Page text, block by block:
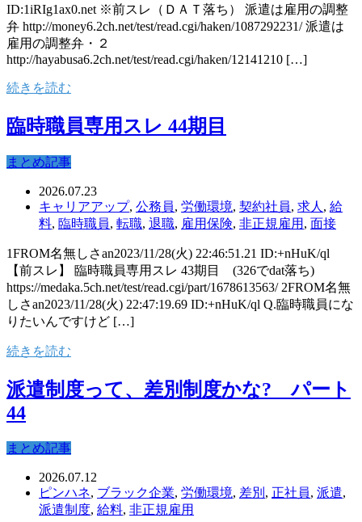
ID:1iRIg1ax0.net ※前スレ（ＤＡＴ落ち） 派遣は雇用の調整
弁 http://money6.2ch.net/test/read.cgi/haken/1087292231/ 派遣は
雇用の調整弁・２
http://hayabusa6.2ch.net/test/read.cgi/haken/12141210 […]
続きを読む
臨時職員専用スレ 44期目
まとめ記事
2026.07.23
キャリアアップ, 公務員, 労働環境, 契約社員, 求人, 給
料, 臨時職員, 転職, 退職, 雇用保険, 非正規雇用 , 面接
1FROM名無しさan2023/11/28(火) 22:46:51.21 ID:+nHuK/ql
【前スレ】 臨時職員専用スレ 43期目 (326でdat落ち)
https://medaka.5ch.net/test/read.cgi/part/1678613563/ 2FROM名無
しさan2023/11/28(火) 22:47:19.69 ID:+nHuK/ql Q.臨時職員にな
りたいんですけど […]
続きを読む
派遣制度って、差別制度かな? パート
44
まとめ記事
2026.07.12
ピンハネ, ブラック企業, 労働環境, 差別 , 正社員, 派遣,
派遣制度, 給料, 非正規雇用